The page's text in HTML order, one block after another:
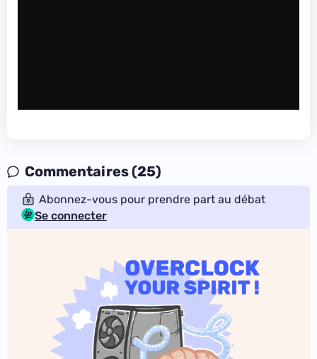
Commentaires (25)
Abonnez-vous pour prendre part au débat
Se connecter